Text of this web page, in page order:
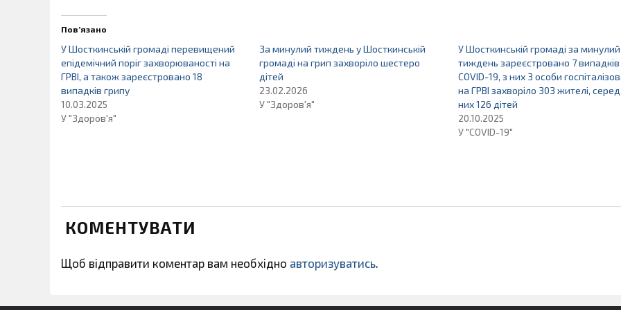
Пов’язано
У Шосткинській громаді перевищений
епідемічний поріг захворюваності на
ГРВІ, а також зареєстровано 18
випадків грипу
10.03.2025
У "Здоров'я"
За минулий тиждень у Шосткинській
громаді на грип захворіло шестеро
дітей
23.02.2026
У "Здоров'я"
У Шосткинській громаді за минулий
тиждень зареєстровано 7 випадків
COVID-19, з них 3 особи
на ГРВІ захворіло 303 жителі, серед
них 126 дітей
20.10.2025
У "COVID-19"
КОМЕНТУВАТИ
Щоб відправити коментар вам необхідно авторизуватись.